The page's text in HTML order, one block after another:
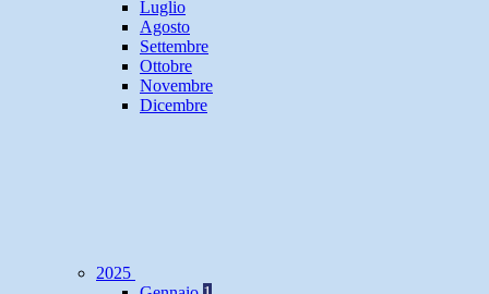
Luglio
Agosto
Settembre
Ottobre
Novembre
Dicembre
2025